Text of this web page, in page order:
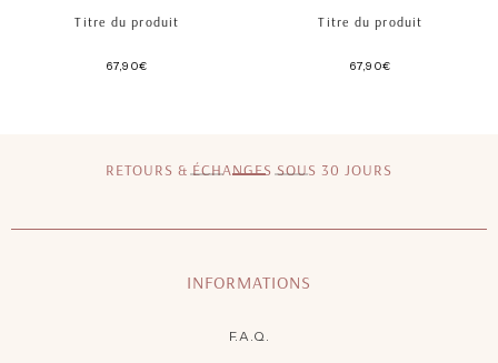
Titre du produit
67,90€
Titre du produit
67,90€
RETOURS & ÉCHANGES SOUS 30 JOURS
INFORMATIONS
F.A.Q.